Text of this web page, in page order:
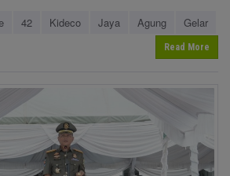
42 Kideco Jaya Agung
Gelar
Read More